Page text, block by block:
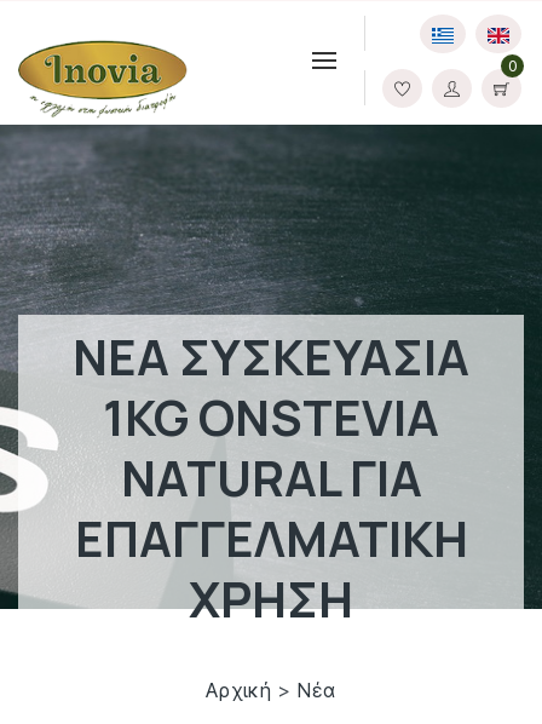
0
ΝΕΑ ΣΥΣΚΕΥΑΣΙΑ
1KG ONSTEVIA
NATURAL ΓΙΑ
ΕΠΑΓΓΕΛΜΑΤΙΚΗ
ΧΡΗΣΗ
Αρχική > Νέα